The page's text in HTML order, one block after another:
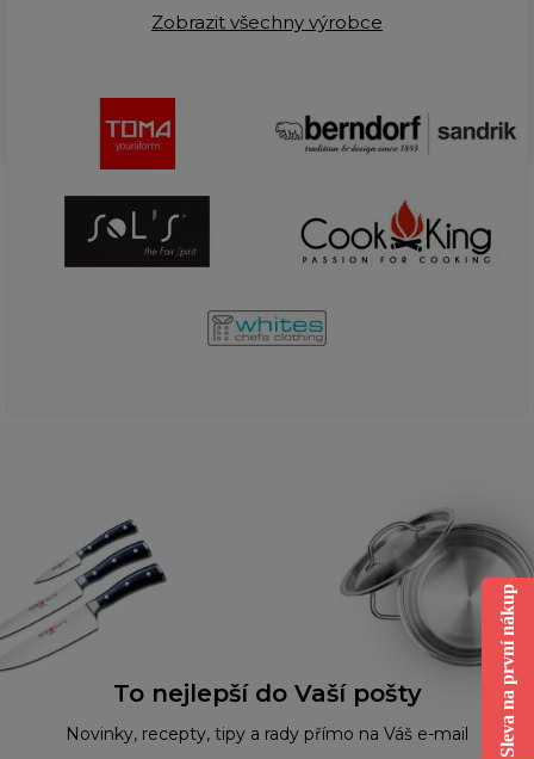
Zobrazit všechny výrobce
To nejlepší do Vaší pošty
Novinky, recepty, tipy a rady přímo na Váš e-mail Sleva na první nákup